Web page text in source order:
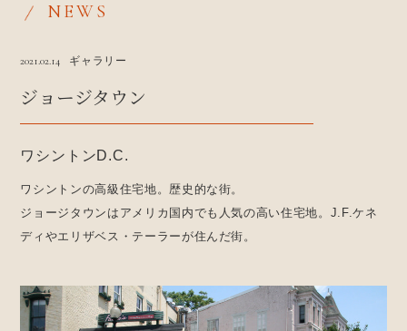
NEWS
2021.02.14 ギャラリー
ジョージタウン
ワシントンD.C.
ワシントンの高級住宅地。歴史的な街。
ジョージタウンはアメリカ国内でも人気の高い住宅地。J.F.ケネ
ディやエリザベス・テーラーが住んだ街。